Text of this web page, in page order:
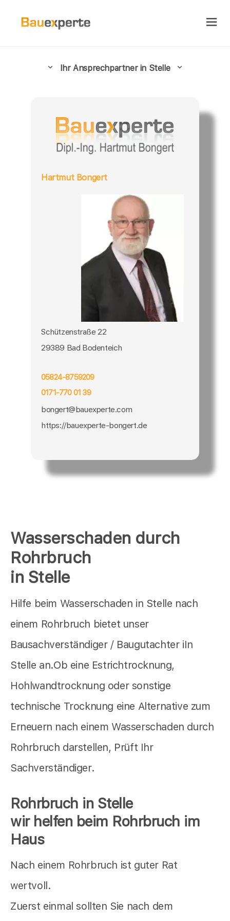
Wasserschaden durch
Rohrbruch
in Stelle
Hilfe beim Wasserschaden in Stelle nach
einem Rohrbruch bietet unser
Bausachverständiger / Baugutachter iIn
Stelle an.Ob eine Estrichtrocknung,
Hohlwandtrocknung oder sonstige
technische Trocknung eine Alternative zum
Erneuern nach einem Wasserschaden durch
Rohrbruch darstellen, Prüft Ihr
Sachverständiger.
Rohrbruch in Stelle
wir helfen beim Rohrbruch im
Haus
Nach einem Rohrbruch ist guter Rat
wertvoll.
Zuerst einmal sollten Sie nach dem
Ihr Ansprechpartner in Stelle
Hartmut Bongert
Schützenstraße 22
29389 Bad Bodenteich
05824-8759209
0171-770 01 39
bongert@bauexperte.com
https://bauexperte-bongert.de